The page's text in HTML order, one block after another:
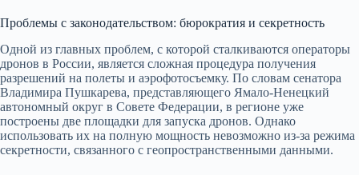
Проблемы с законодательством: бюрократия и секретность
Одной из главных проблем, с которой сталкиваются операторы
дронов в России, является сложная процедура получения
разрешений на полеты и аэрофотосъемку. По словам сенатора
Владимира Пушкарева, представляющего Ямало-Ненецкий
автономный округ в Совете Федерации, в регионе уже
построены две площадки для запуска дронов. Однако
использовать их на полную мощность невозможно из-за режима
секретности, связанного с геопространственными данными.